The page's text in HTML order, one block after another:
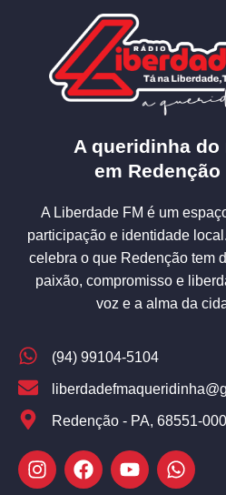
A queridinha do
em Redenção
A Liberdade FM é um
participação e identidade
celebra o que Redenção tem
paixão, compromisso e
voz e a alma da
(94) 99104-5104
Redenção - PA, 68551-000